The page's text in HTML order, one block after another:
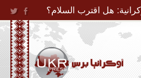
Jump to Navigation
هل اقترب السلام؟